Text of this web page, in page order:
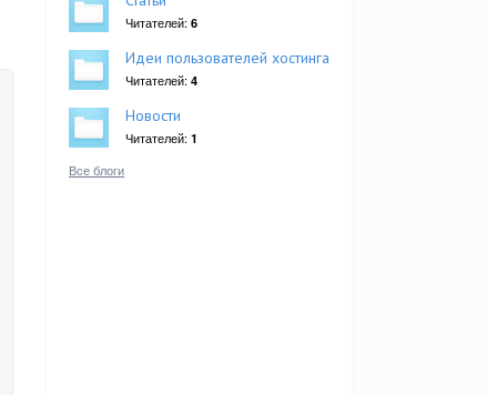
Читателей: 6
Идеи пользователей хостинга
Читателей: 4
Новости
Читателей: 1
Все блоги